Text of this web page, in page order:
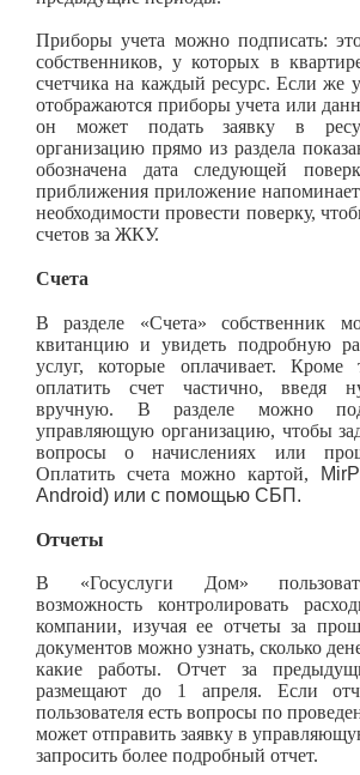
Приборы учета можно подписать:
собственников, у которых в
счетчика на каждый ресурс. Если же у
отображаются приборы учета или
он может подать заявку в
организацию прямо из раздела
обозначена дата следующей
приближения приложение напоминает
необходимости провести поверку,
счетов за ЖКУ.
Счета
В разделе «Счета» собственник
квитанцию и увидеть подробную
услуг, которые оплачивает.
оплатить счет частично, введя
вручную. В разделе можно
управляющую организацию, чтобы
вопросы о начислениях или
Оплатить счета можно картой,
Android) или с помощью СБП.
Отчеты
В «Госуслуги Дом»
возможность контролировать
компании, изучая ее отчеты за
документов можно узнать, сколько
какие работы. Отчет за
размещают до 1 апреля. Если
пользователя есть вопросы по
может отправить заявку в
запросить более подробный отчет.